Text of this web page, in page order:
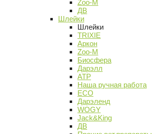
Zoo-M
ДВ
Шлейки
Шлейки
TRIXIE
Аркон
Zoo-M
Биосфера
Дарэлл
АТР
Наша ручная работа
ECO
Дарэленд
WOGY
Jack&King
ДВ